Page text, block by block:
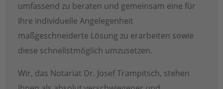
umfassend zu beraten und gemeinsam eine für
Ihre individuelle Angelegenheit
maßgeschneiderte Lösung zu erarbeiten sowie
diese schnellstmöglich umzusetzen.
Wir, das Notariat Dr. Josef Trampitsch, stehen